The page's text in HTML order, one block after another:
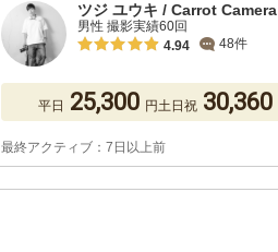
ツジ ユウキ / Carrot Camera
男性 撮影実績60回
4.94
48件
平日 25,300 円土日祝 30,360
最終アクティブ：7日以上前